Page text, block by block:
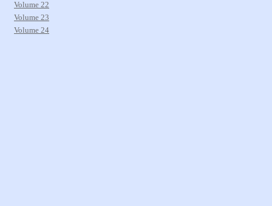
Volume 22
Volume 23
Volume 24